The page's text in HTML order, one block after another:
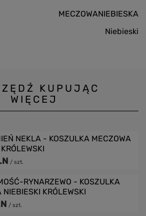
MECZOWANIEBIESKA
Niebieski
KUPUJĄC
WIĘCEJ
NEKLA - KOSZULKA MECZOWA
/ szt.
RYNARZEWO - KOSZULKA
NIEBIESKI KRÓLEWSKI
/ szt.